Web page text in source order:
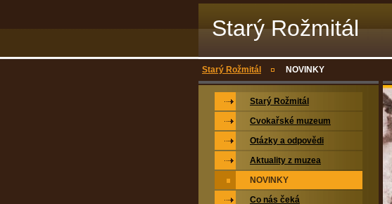
Starý Rožmitál
Starý Rožmitál NOVINKY
Starý Rožmitál
Cvokařské muzeum
Otázky a odpovědi
Aktuality z muzea
NOVINKY
Co nás čeká